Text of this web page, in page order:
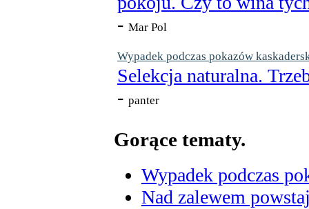
- Mar Pol
Wypadek podczas pokazów
Selekcja naturalna.
- panter
Gorące tematy.
Wypadek podczas
Nad zalewem